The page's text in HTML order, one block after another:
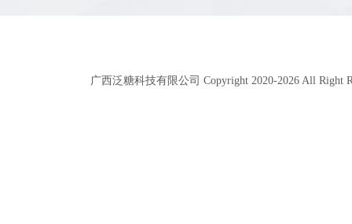
广西泛糖科技有限公司 Copyright 2020-2026 All Right